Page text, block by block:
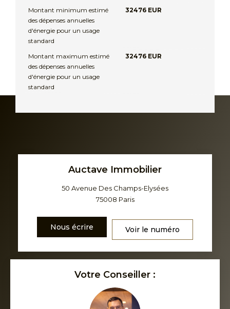
Montant minimum estimé
des dépenses annuelles
d'énergie pour un usage
standard
32476 EUR
Montant maximum estimé
des dépenses annuelles
d'énergie pour un usage
standard
32476 EUR
Auctave Immobilier
50 Avenue Des Champs-Elysées
75008 Paris
Nous écrire Voir le numéro
Votre Conseiller :